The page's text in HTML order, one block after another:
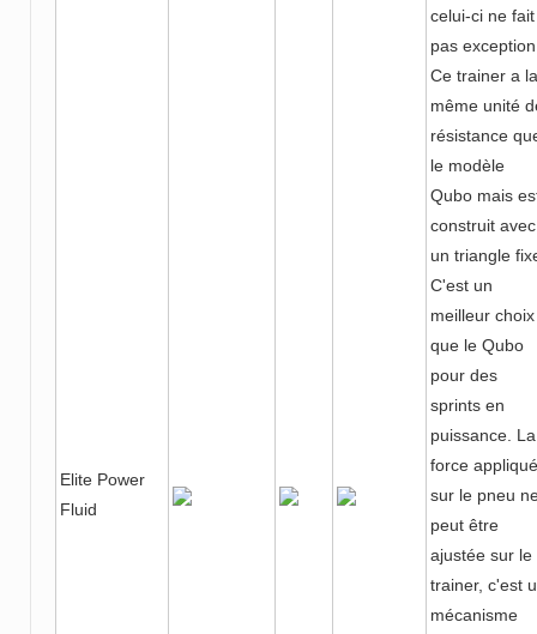
Elite Power
Fluid
celui-ci ne fait
pas
Ce trainer a la
même unité
résistance
le modèle
Qubo mais
construit avec
un triangle
C'est un
meilleur choix
que le Qubo
pour des
sprints en
puissance. La
force
sur le pneu
peut être
ajustée sur le
trainer, c'est
mécanisme